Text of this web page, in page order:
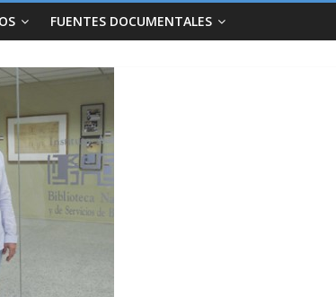
FUENTES DOCUMENTALES